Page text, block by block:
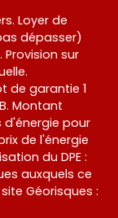
Loyer de
dépasser)
sur
de garantie 1
Montant
d'énergie pour
de l'énergie
du DPE :
auxquels ce
Géorisques :